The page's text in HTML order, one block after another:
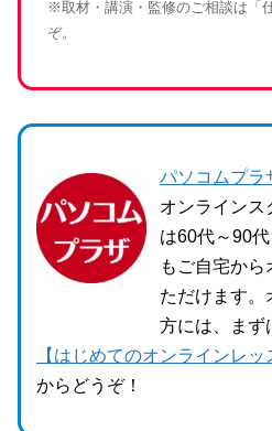
※取材・講演・監修のご相談は「
ぞ。
パソコムプラ
オンラインス
は60代～90
もご自宅か
ただけます。
方には、まず
【はじめてのオンラインレッ
からどうぞ！